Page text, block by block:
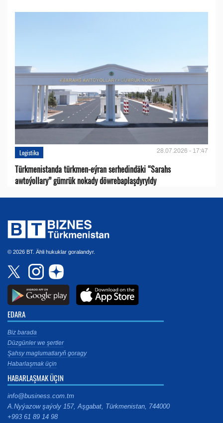
Logistika 28.07.2026 - 17:47
Türkmenistanda türkmen-eýran serhedindäki “Sarahs
awtoýollary” gümrük nokady döwrebaplaşdyryldy
© 2026 BT. Ähli hukuklar goralandyr.
EDARA
Biz barada
Düzgünler we şertler
Şahsy maglumatlaryň goragy
Habarlaşmak üçin
HABARLAŞMAK ÜÇIN
info@business.com.tm
A.Nyýazow şaýoly 157, Aşgabat, Türkmenistan, 744000
+993 61 89 14 98